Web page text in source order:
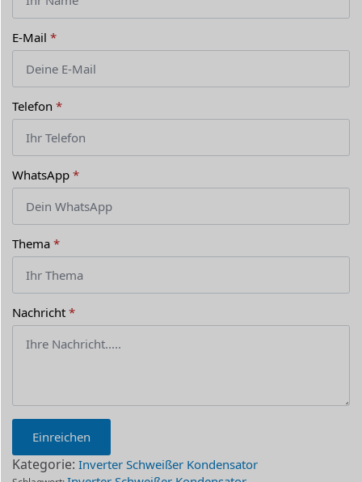
E-Mail *
Telefon *
WhatsApp *
Thema *
Nachricht *
Einreichen
Kategorie: Inverter Schweißer Kondensator